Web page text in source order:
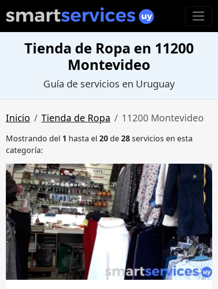
Tienda de Ropa en 11200
Montevideo
Guía de servicios en Uruguay
Inicio Tienda de Ropa 11200 Montevideo
Mostrando del 1 hasta el 20de28servicios en esta
categoría: